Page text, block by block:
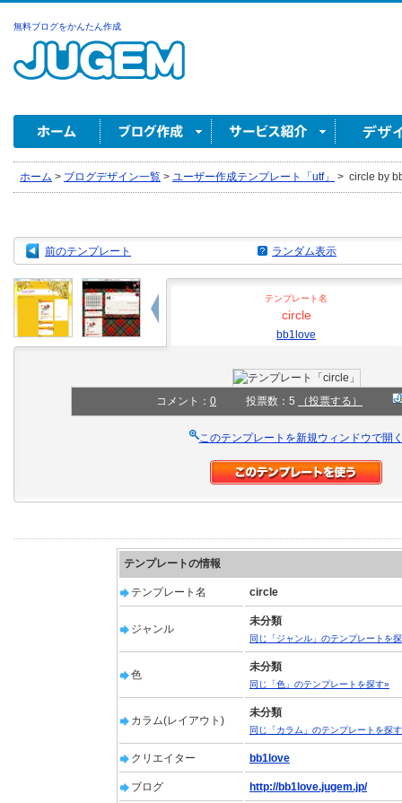
無料ブログをかんたん作成
ホーム > ブログデザイン一覧 > ユーザー作成テンプレート「utf」 > circle by
前のテンプレート ランダム表示
テンプレート名
circle
bb1love
コメント： 0 投票数：5 （投票する）
このテンプレートを新規ウィンドウで開
テンプレートの情報
テンプレート名 circle
ジャンル
未分類
同じ「ジャンル」のテンプレートを
色
未分類
同じ「色」のテンプレートを探す»
カラム(レイアウト)
未分類
同じ「カラム」のテンプレートを探
クリエイター bb1love
ブログ http://bb1love.jugem.jp/